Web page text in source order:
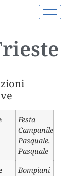
Festa
Campanile
Pasquale,
Pasquale
Bompiani